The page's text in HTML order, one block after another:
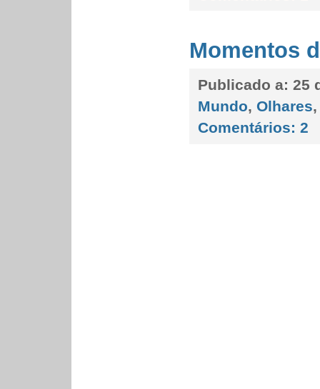
Momentos
Publicado a: 25
Mundo, Olhares
Comentários: 2